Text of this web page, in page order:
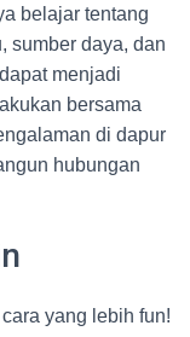
belajar tentang
sumber daya, dan
menjadi
bersama
di dapur
hubungan
yang lebih fun!